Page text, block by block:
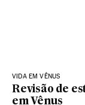
VIDA EM VÊNUS
Revisão de
em Vênus